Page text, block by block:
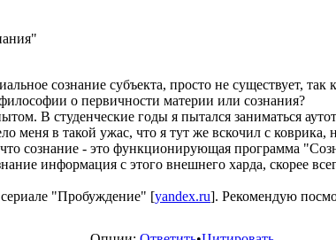
сознание субъекта, просто не существует,
о первичности материи или сознания?
В студенческие годы я пытался заниматься
меня в такой ужас, что я тут же вскочил с коврика,
сознание - это функционирующая программа
информация с этого внешнего харда, скорее
"Пробуждение" [yandex.ru]. Рекомендую